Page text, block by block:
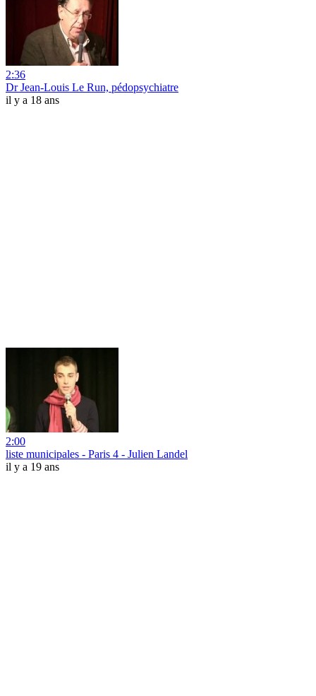
2:36
Dr Jean-Louis Le Run, pédopsychiatre
il y a 18 ans
2:00
liste municipales - Paris 4 - Julien Landel
il y a 19 ans